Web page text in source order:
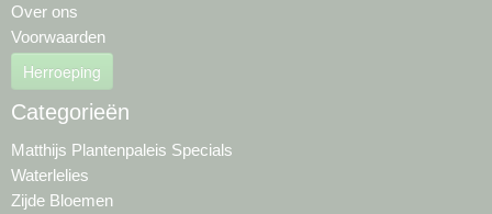
Over ons
Voorwaarden
Herroeping
Categorieën
Matthijs Plantenpaleis Specials
Waterlelies
Zijde Bloemen